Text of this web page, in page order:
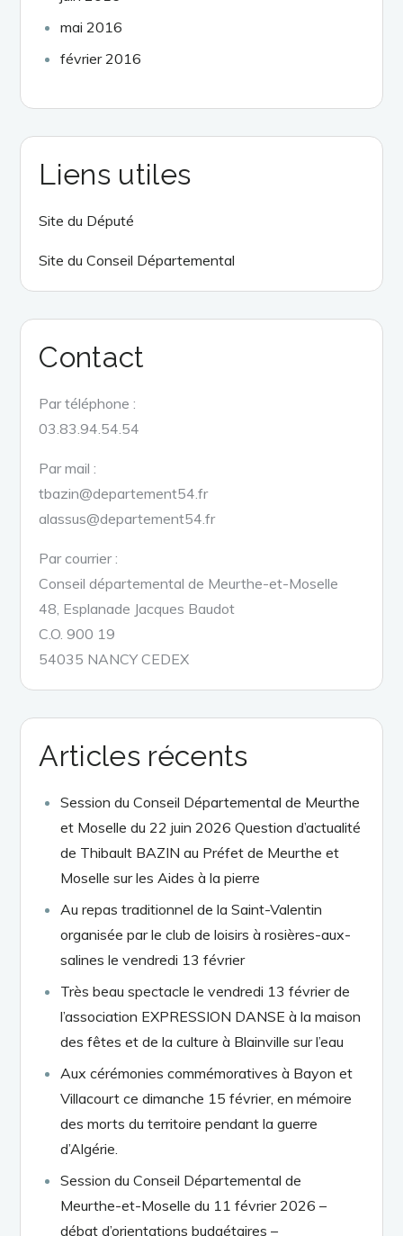
mai 2016
février 2016
Liens utiles
Site du Député
Site du Conseil Départemental
Contact
Par téléphone :
03.83.94.54.54
Par mail :
tbazin@departement54.fr
alassus@departement54.fr
Par courrier :
Conseil départemental de Meurthe-et-Moselle
48, Esplanade Jacques Baudot
C.O. 900 19
54035 NANCY CEDEX
Articles récents
Session du Conseil Départemental de Meurthe
et Moselle du 22 juin 2026 Question d’actualité
de Thibault BAZIN au Préfet de Meurthe et
Moselle sur les Aides à la pierre
Au repas traditionnel de la Saint-Valentin
organisée par le club de loisirs à rosières-aux-
salines le vendredi 13 février
Très beau spectacle le vendredi 13 février de
l’association EXPRESSION DANSE à la maison
des fêtes et de la culture à Blainville sur l’eau
Aux cérémonies commémoratives à Bayon et
Villacourt ce dimanche 15 février, en mémoire
des morts du territoire pendant la guerre
d’Algérie.
Session du Conseil Départemental de
Meurthe-et-Moselle du 11 février 2026 –
débat d’orientations budgétaires –